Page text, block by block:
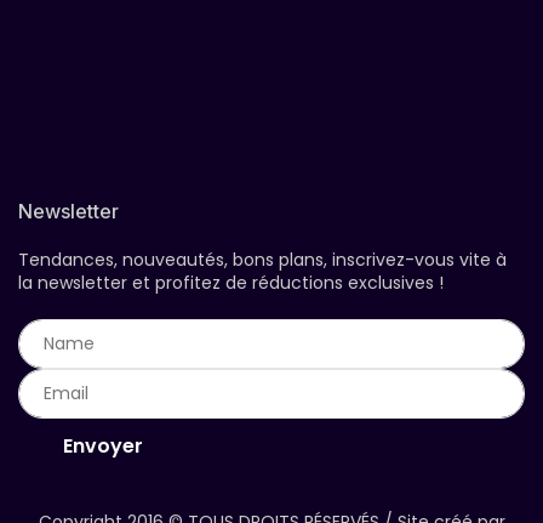
Newsletter
Tendances, nouveautés, bons plans, inscrivez-vous vite à
la newsletter et profitez de réductions exclusives !
Envoyer